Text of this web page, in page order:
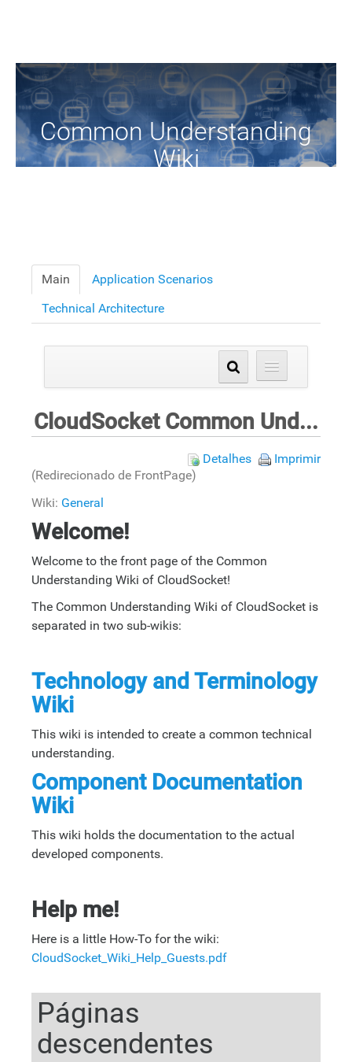
Common Understanding
Wiki
Main
Application Scenarios
Technical Architecture
CloudSocket Common Understanding Wiki
Detalhes
Imprimir
(Redirecionado de FrontPage)
Wiki: General
Welcome!
Welcome to the front page of the Common
Understanding Wiki of CloudSocket!
The Common Understanding Wiki of CloudSocket is
separated in two sub-wikis:
Technology and Terminology
Wiki
This wiki is intended to create a common technical
understanding.
Component Documentation
Wiki
This wiki holds the documentation to the actual
developed components.
Help me!
Here is a little How-To for the wiki:
CloudSocket_Wiki_Help_Guests.pdf
Páginas
descendentes